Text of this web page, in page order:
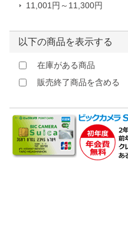
11,001円～11,300円
以下の商品を表示する
在庫がある商品
販売終了商品を含める